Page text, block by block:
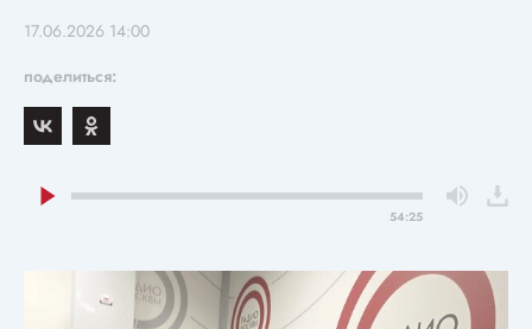
17.06.2026 14:00
поделиться:
54:25